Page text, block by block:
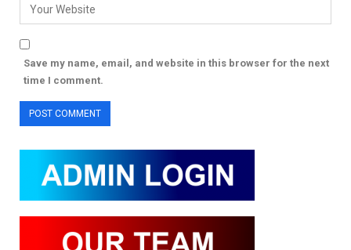
Save my name, email, and website in this browser for the next
time I comment.